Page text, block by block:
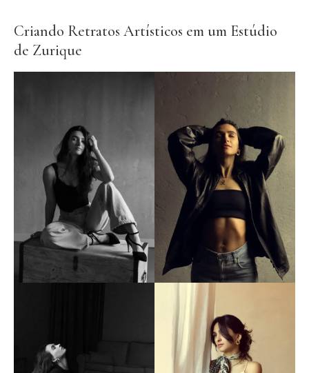
Criando Retratos Artísticos em um Estúdio
de Zurique